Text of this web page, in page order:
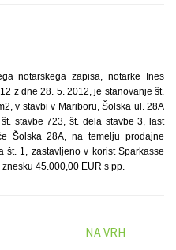
notarskega zapisa, notarke Ines
z dne 28. 5. 2012, je stanovanje št.
v stavbi v Mariboru, Šolska ul. 28A
stavbe 723, št. dela stavbe 3, last
Šolska 28A, na temelju prodajne
1, zastavljeno v korist Sparkasse
45.000,00 EUR s pp.
NA VRH